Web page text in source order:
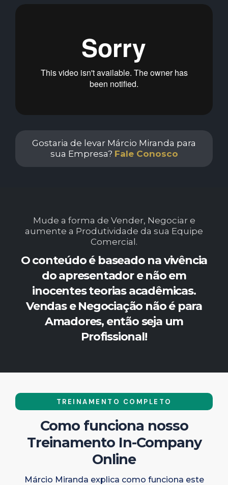
Gostaria de levar Márcio Miranda para
sua Empresa? Fale Conosco
Mude a forma de Vender, Negociar e
aumente a Produtividade da sua Equipe
Comercial.
O conteúdo é baseado na vivência
do apresentador e não em
inocentes teorias acadêmicas.
Vendas e Negociação não é para
Amadores, então seja um
Profissional!
TREINAMENTO COMPLETO
Como funciona nosso
Treinamento In-Company
Online
Márcio Miranda explica como funciona este